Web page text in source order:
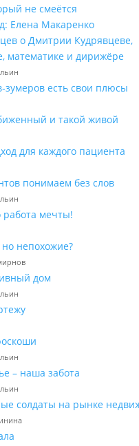
не смеётся
Елена Макаренко
о Дмитрии Кудрявцеве,
математике и дирижёре
есть свои плюсы
и такой живой
для каждого пациента
понимаем без слов
мечты!
непохожие?
дом
– наша забота
солдаты на рынке